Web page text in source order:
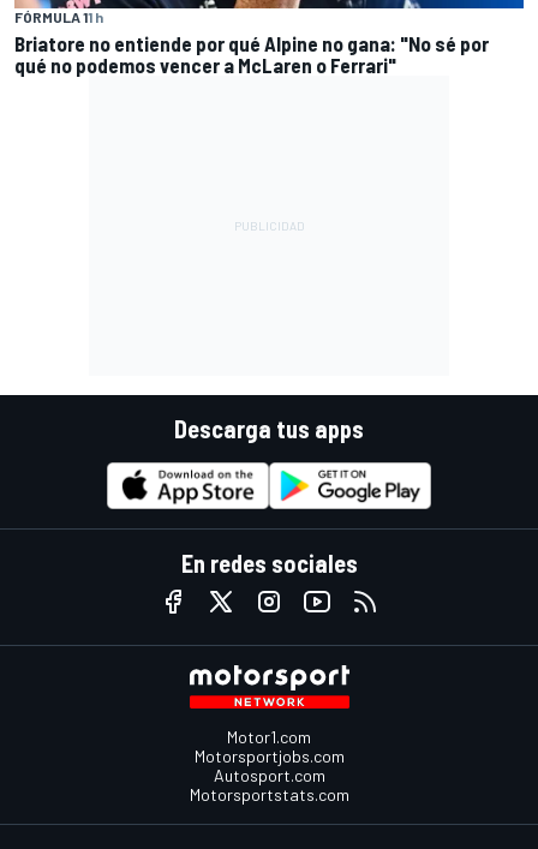
FÓRMULA 11 h
Briatore no entiende por qué Alpine no gana: "No sé por
qué no podemos vencer a McLaren o Ferrari"
Descarga tus apps
En redes sociales
Motor1.com
Motorsportjobs.com
Autosport.com
Motorsportstats.com